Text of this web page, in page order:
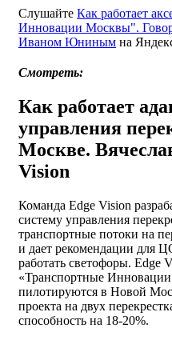
Слушайте Как работает
Инновации Москвы".
Иваном Юниным на
Смотреть:
Как работает
управления
Москве.
Vision
Команда Edge Vision
систему управления
транспортные потоки на
и дает рекомендации для
работать светофоры. Edge
«Транспортные
пилотируются в Новой
проекта на двух
способность на 18-20%.